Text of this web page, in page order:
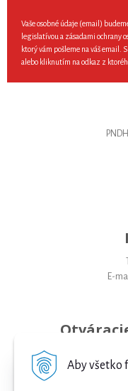
Aby všetko
Vaše osobné údaje (email)
legislatívou a zásadami ochrany
ktorý vám pošleme na váš email.
alebo kliknutím na odkaz z
E-